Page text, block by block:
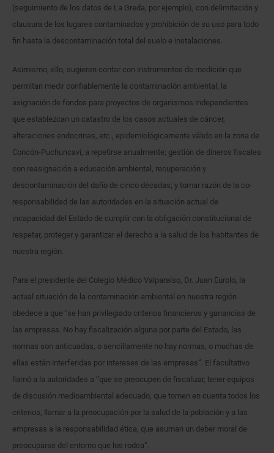
(seguimiento de los datos de La Greda, por ejemplo), con delimitación y
clausura de los lugares contaminados y prohibición de su uso para todo
fin hasta la descontaminación total del suelo e instalaciones.
Asimismo, ello, sugieren contar con instrumentos de medición que
permitan medir confiablemente la contaminación ambiental; la
asignación de fondos para proyectos de organismos independientes
que establezcan un catastro de los casos actuales de cáncer,
alteraciones endocrinas, etc., epidemiológicamente válido en la zona de
Concón-Puchuncaví, a repetirse anualmente; gestión de dineros fiscales
con reasignación a educación ambiental, recuperación y
descontaminación del daño de cinco décadas; y tomar razón de la co-
responsabilidad de las autoridades en la situación actual de
incapacidad del Estado de cumplir con la obligación constitucional de
respetar, proteger y garantizar el derecho a la salud de los habitantes de
nuestra región.
Para el presidente del Colegio Médico Valparaíso, Dr. Juan Eurolo, la
actual situación de la contaminación ambiental en nuestra región
obedece a que “se han privilegiado criterios financieros y ganancias de
las empresas. No hay fiscalización alguna por parte del Estado, las
normas son anticuadas, o sencillamente no hay normas, o muchas de
ellas están interferidas por intereses de las empresas”. El facultativo
llamó a la autoridades a “que se preocupen de fiscalizar, tener equipos
de discusión medioambiental adecuado, que tomen en cuenta todos los
criterios, llamar a la preocupación por la salud de la población y a las
empresas a la responsabilidad ética, que asuman un deber moral de
preocuparse del entorno que los rodea”.